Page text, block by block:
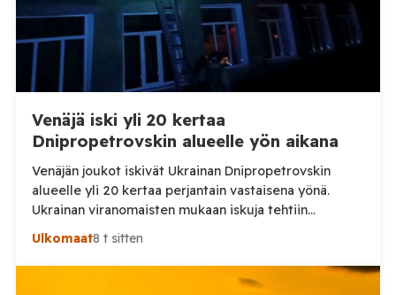
Venäjä iski yli 20 kertaa
Dnipropetrovskin alueelle yön aikana
Venäjän joukot iskivät Ukrainan Dnipropetrovskin
alueelle yli 20 kertaa perjantain vastaisena yönä.
Ukrainan viranomaisten mukaan iskuja tehtiin
drooneilla ja tykistöllä viidelle eri alueelle.
alueellisen sotilashallinnon johtaja Oleksandr Hanzha
kertoi perjantaiaamuna 7. elokuuta julkaisemassaan
Ulkomaat8 t sitten